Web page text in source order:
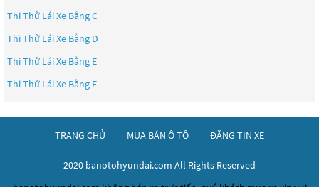
Thi Thử Lái Xe Bằng C
Thi Thử Lái Xe Bằng D
Thi Thử Lái Xe Bằng E
Thi Thử Lái Xe Bằng F
TRANG CHỦ MUA BÁN Ô TÔ ĐĂNG TIN XE
2020 banotohyundai.com All Rights Reserved